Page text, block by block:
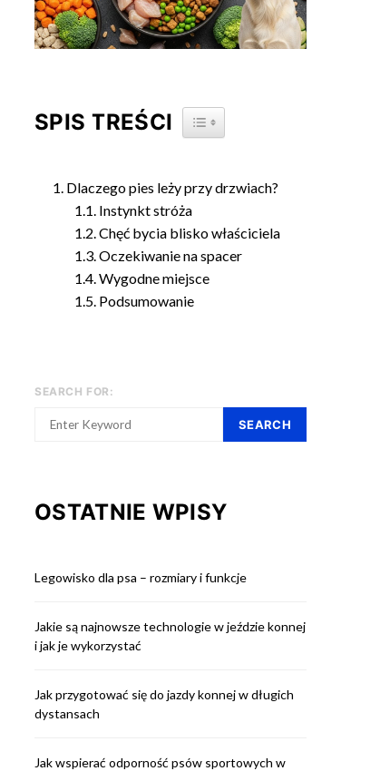
SPIS TREŚCI TOGGLE TABLE OF CONTENT
Dlaczego pies leży przy drzwiach?
Instynkt stróża
Chęć bycia blisko właściciela
Oczekiwanie na spacer
Wygodne miejsce
Podsumowanie
SEARCH FOR:
SEARCH
OSTATNIE WPISY
Legowisko dla psa – rozmiary i funkcje
Jakie są najnowsze technologie w jeździe konnej
i jak je wykorzystać
Jak przygotować się do jazdy konnej w długich
dystansach
Jak wspierać odporność psów sportowych w